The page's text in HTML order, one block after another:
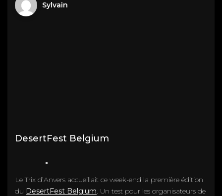
Sylvain
DesertFest Belgium
Le Trix d’Anvers accueillait ce week-end la première édition
du DesertFest Belgium. Un test pour les organisateurs de